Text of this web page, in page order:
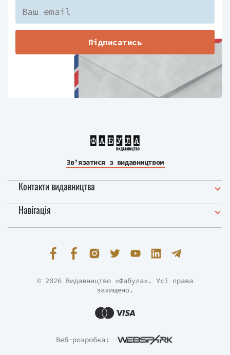
Підписатись
Зв’язатися з видавництвом
Контакти видавництва
Навігація
Веб-розробка:
© 2026 Видавництво «Фабула». Усі права
захищено.